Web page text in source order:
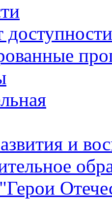
доступности
и